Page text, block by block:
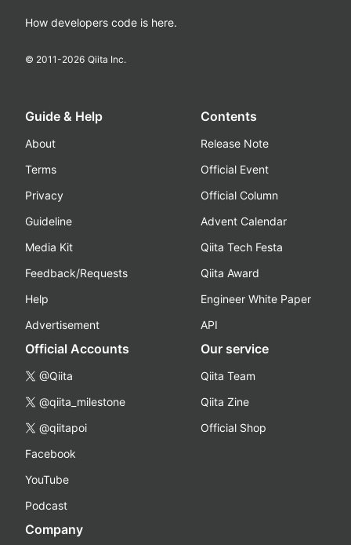
How developers code is here.
© 2011-2026 Qiita Inc.
Guide & Help
About
Terms
Privacy
Guideline
Media Kit
Feedback/Requests
Help
Advertisement
Contents
Release Note
Official Event
Official Column
Advent Calendar
Qiita Tech Festa
Qiita Award
Engineer White Paper
API
Official Accounts
@Qiita
@qiita_milestone
@qiitapoi
Facebook
YouTube
Podcast
Our service
Qiita Team
Qiita Zine
Official Shop
Company